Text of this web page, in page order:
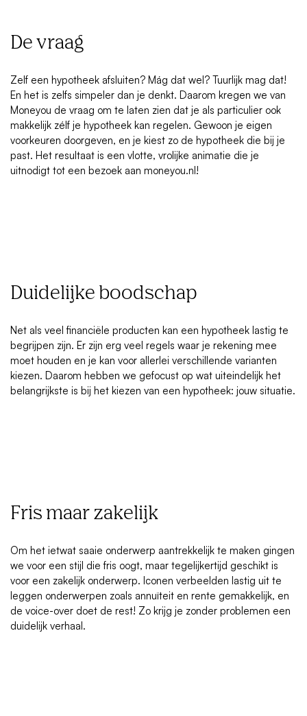
De vraag
Zelf een hypotheek afsluiten? Mág dat wel? Tuurlijk mag dat!
En het is zelfs simpeler dan je denkt. Daarom kregen we van
Moneyou de vraag om te laten zien dat je als particulier ook
makkelijk zélf je hypotheek kan regelen. Gewoon je eigen
voorkeuren doorgeven, en je kiest zo de hypotheek die bij je
past. Het resultaat is een vlotte, vrolijke animatie die je
uitnodigt tot een bezoek aan moneyou.nl!
Duidelijke boodschap
Net als veel financiële producten kan een hypotheek lastig te
begrijpen zijn. Er zijn erg veel regels waar je rekening mee
moet houden en je kan voor allerlei verschillende varianten
kiezen. Daarom hebben we gefocust op wat uiteindelijk het
belangrijkste is bij het kiezen van een hypotheek: jouw situatie.
Fris maar zakelijk
Om het ietwat saaie onderwerp aantrekkelijk te maken gingen
we voor een stijl die fris oogt, maar tegelijkertijd geschikt is
voor een zakelijk onderwerp. Iconen verbeelden lastig uit te
leggen onderwerpen zoals annuïteit en rente gemakkelijk, en
de voice-over doet de rest! Zo krijg je zonder problemen een
duidelijk verhaal.